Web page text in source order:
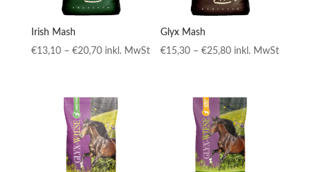
Irish Mash
€13,10 – €20,70Preisspanne:
€20,70
inkl. MwSt
Glyx Mash
€15,30 –€25,80Preisspanne:
€25,80
inkl. MwSt